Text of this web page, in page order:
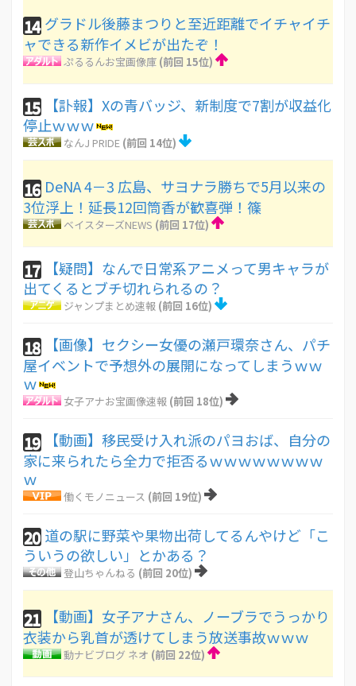
14 グラドル後藤まつりと至近距離でイチャイチ
ャできる新作イメビが出たぞ！
ぷるるんお宝画像庫 (前回 15位)
15
【訃報】Xの青バッジ、新制度で7割が収益化
停止ｗｗｗ
なんJ PRIDE (前回 14位)
16 DeNA 4－3 広島、サヨナラ勝ちで5月以来の
3位浮上！延長12回筒香が歓喜弾！篠
ベイスターズNEWS (前回 17位)
17
【疑問】なんで日常系アニメって男キャラが
出てくるとブチ切れられるの？
ジャンプまとめ速報 (前回 16位)
18
【画像】セクシー女優の瀬戸環奈さん、パチ
屋イベントで予想外の展開になってしまうｗｗ
ｗ
女子アナお宝画像速報 (前回 18位)
19
【動画】移民受け入れ派のパヨおば、自分の
家に来られたら全力で拒否るｗｗｗｗｗｗｗｗ
ｗ
働くモノニュース (前回 19位)
20 道の駅に野菜や果物出荷してるんやけど「こ
ういうの欲しい」とかある？
登山ちゃんねる (前回 20位)
21
【動画】女子アナさん、ノーブラでうっかり
衣装から乳首が透けてしまう放送事故ｗｗｗ
動ナビブログ ネオ (前回 22位)